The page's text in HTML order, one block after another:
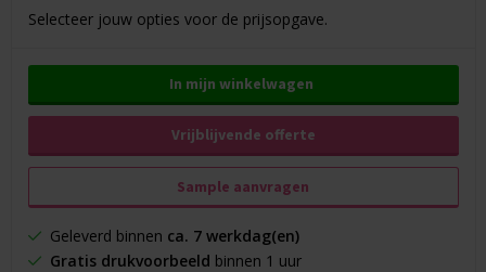
Selecteer jouw opties voor de prijsopgave.
In mijn winkelwagen
Vrijblijvende offerte
Sample aanvragen
Geleverd binnen ca. 7 werkdag(en)
Gratis drukvoorbeeld binnen 1 uur